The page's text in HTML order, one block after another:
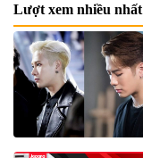
Lượt xem nhiều nhất